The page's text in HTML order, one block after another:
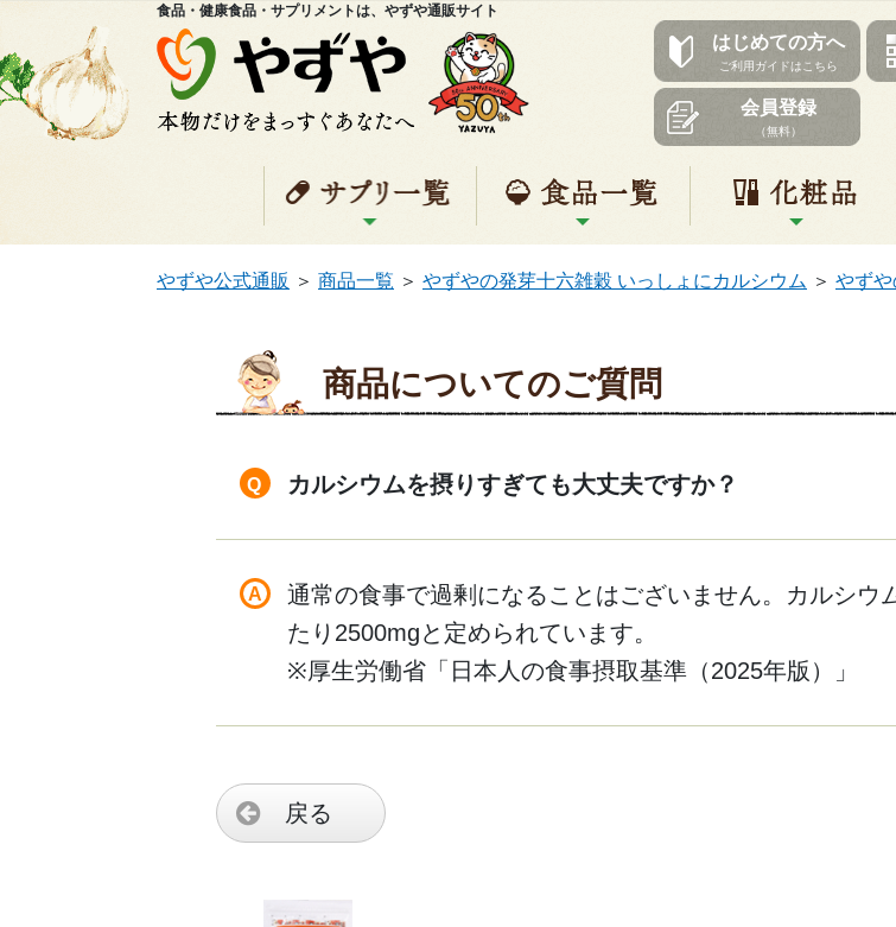
食品・健康食品・サプリメントは、やずや通販サイト
はじめての方へ
ご利用ガイドはこちら
会員登録
（無料）
サプリ一覧 食品一覧
やずや公式通販 ＞ 商品一覧 ＞ やずやの発芽十六雑穀 いっしょにカルシウム ＞ やず
商品についてのご質問
カルシウムを摂りすぎても大丈夫ですか？
通常の食事で過剰になることはございません。カルシウ
たり2500mgと定められています。
※厚生労働省「日本人の食事摂取基準（2025年版）」
戻る